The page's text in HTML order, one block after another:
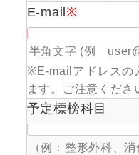
E-mail ※
半角文字 (例
※E-mailアドレスの
ます。ご注意くださ
予定標榜科目
（例：整形外科、